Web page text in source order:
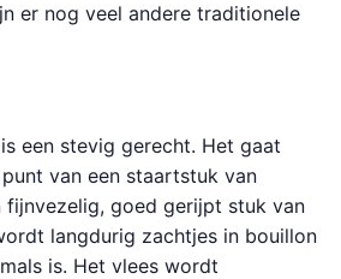
er nog veel andere traditionele
een stevig gerecht. Het gaat
van een staartstuk van
goed gerijpt stuk van
langdurig zachtjes in bouillon
is. Het vlees wordt